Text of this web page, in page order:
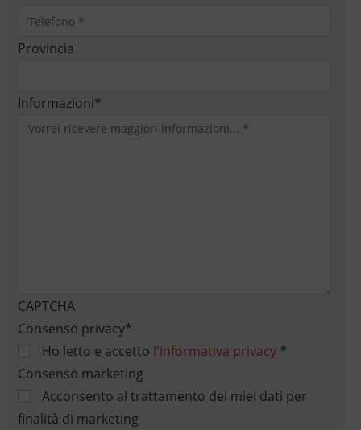
Provincia
Informazioni*
CAPTCHA
Consenso privacy*
Ho letto e accetto l'informativa privacy*
Consenso marketing
Acconsento al trattamento dei miei dati per
finalità di marketing